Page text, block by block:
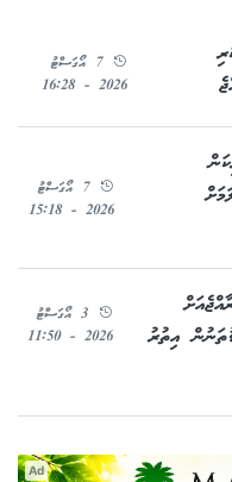
7 އޯގަސްޓު
2026 - 16:28
7 އޯގަސްޓު
2026 - 15:18
އިތުރު
3 އޯގަސްޓު
2026 - 11:50
Ad